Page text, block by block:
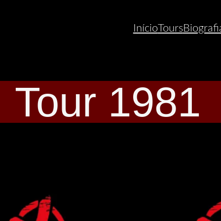
InícioTours
Tour 1981